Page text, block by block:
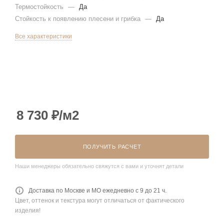
Термостойкость
—
Да
Стойкость к появлению плесени и грибка — Да
Все характеристики
8 730 ₽/м2
ПОЛУЧИТЬ РАСЧЕТ
Наши менеджеры обязательно свяжутся с вами и уточнят детали
Доставка по Москве и МО ежедневно с 9 до 21 ч.
Цвет, оттенок и текстура могут отличаться от фактического
изделия!